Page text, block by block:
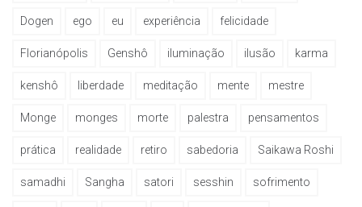
Dogen ego eu experiência felicidade
Florianópolis Genshô iluminação ilusão karma
kenshô liberdade meditação mente mestre
Monge monges morte palestra pensamentos
prática realidade retiro sabedoria Saikawa Roshi
samadhi Sangha satori sesshin sofrimento